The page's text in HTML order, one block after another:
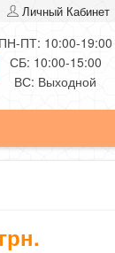
Личный Кабинет
ПН-ПТ: 10:00-19:00
СБ: 10:00-15:00
ВС: Выходной